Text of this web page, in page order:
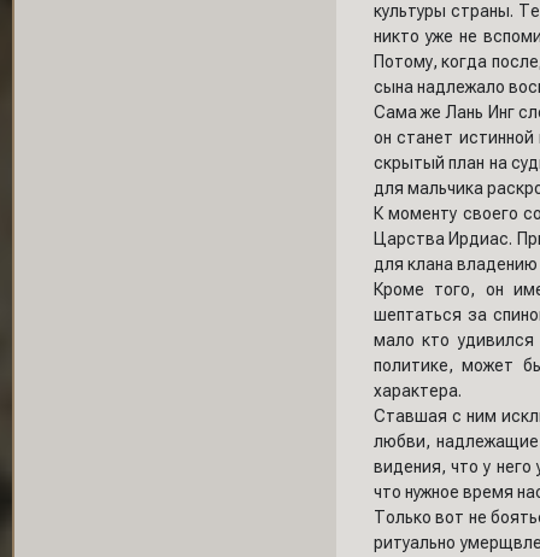
культуры страны.
никто уже не
Потому, когда
сына надлежало
Сама же Лань Инг
он станет
скрытый план на
для мальчика
К моменту своего
Царства Ирдиас.
для клана
Кроме того, он
шептаться за
мало кто
политике, может
характера.
Ставшая с ним
любви,
видения, что у
что нужное время
Только вот не
ритуально